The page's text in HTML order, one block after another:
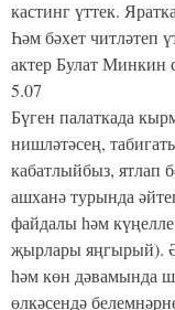
кастинг үттек.
Һәм бәхет читләтеп
актер Булат Минкин
5.07
Бүген палаткада
нишләтәсең,
кабатлыйбыз, ятлап
ашханә турында
файдалы һәм
җырлары яңгырый).
һәм көн дәвамында
өлкәсендә